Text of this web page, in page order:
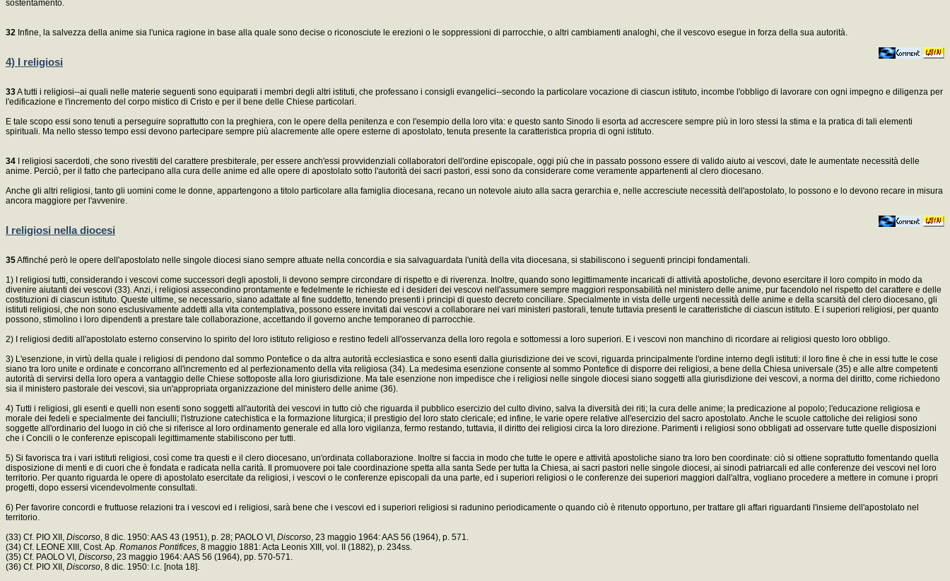
sostentamento.
32 Infine, la salvezza della anime sia l'unica ragione in base alla quale sono decise o riconosciute le erezioni o le soppressioni di parrocchie, o altri cambiamenti analoghi, che il vescovo esegue in forza della sua autorità.
4) I religiosi
33A tutti i religiosi--ai quali nelle materie seguenti sono equiparati i membri degli altri istituti, che professano i consigli evangelici--secondo la particolare vocazione di ciascun istituto, incombe l'obbligo di lavorare con ogni impegno e diligenza per
l'edificazione e l'incremento del corpo mistico di Cristo e per il bene delle Chiese particolari.
E tale scopo essi sono tenuti a perseguire soprattutto con la preghiera, con le opere della penitenza e con l'esempio della loro vita: e questo santo Sinodo li esorta ad accrescere sempre più in loro stessi la stima e la pratica di tali elementi
spirituali. Ma nello stesso tempo essi devono partecipare sempre più alacremente alle opere esterne di apostolato, tenuta presente la caratteristica propria di ogni istituto.
34 I religiosi sacerdoti, che sono rivestiti del carattere presbiterale, per essere anch'essi provvidenziali collaboratori dell'ordine episcopale, oggi più che in passato possono essere di valido aiuto ai vescovi, date le aumentate necessità delle
anime. Perciò, per il fatto che partecipano alla cura delle anime ed alle opere di apostolato sotto l'autorità dei sacri pastori, essi sono da considerare come veramente appartenenti al clero diocesano.
Anche gli altri religiosi, tanto gli uomini come le donne, appartengono a titolo particolare alla famiglia diocesana, recano un notevole aiuto alla sacra gerarchia e, nelle accresciute necessità dell'apostolato, lo possono e lo devono recare in misura
ancora maggiore per l'avvenire.
I religiosi nella diocesi
35Affinché però le opere dell'apostolato nelle singole diocesi siano sempre attuate nella concordia e sia salvaguardata l'unità della vita diocesana, si stabiliscono i seguenti principi fondamentali.
1) I religiosi tutti, considerando i vescovi come successori degli apostoli, li devono sempre circondare di rispetto e di riverenza. Inoltre, quando sono legittimamente incaricati di attività apostoliche, devono esercitare il loro compito in modo da
divenire aiutanti dei vescovi (33). Anzi, i religiosi assecondino prontamente e fedelmente le richieste ed i desideri dei vescovi nell'assumere sempre maggiori responsabilità nel ministero delle anime, pur facendolo nel rispetto del carattere e delle
costituzioni di ciascun istituto. Queste ultime, se necessario, siano adattate al fine suddetto, tenendo presenti i principi di questo decreto conciliare. Specialmente in vista delle urgenti necessità delle anime e della scarsità del clero diocesano, gli
istituti religiosi, che non sono esclusivamente addetti alla vita contemplativa, possono essere invitati dai vescovi a collaborare nei vari ministeri pastorali, tenute tuttavia presenti le caratteristiche di ciascun istituto. E i superiori religiosi, per quanto
possono, stimolino i loro dipendenti a prestare tale collaborazione, accettando il governo anche temporaneo di parrocchie.
2) I religiosi dediti all'apostolato esterno conservino lo spirito del loro istituto religioso e restino fedeli all'osservanza della loro regola e sottomessi a loro superiori. E i vescovi non manchino di ricordare ai religiosi questo loro obbligo.
3) L'esenzione, in virtù della quale i religiosi di pendono dal sommo Pontefice o da altra autorità ecclesiastica e sono esenti dalla giurisdizione dei ve scovi, riguarda principalmente l'ordine interno degli istituti: il loro fine è che in essi tutte le cose
siano tra loro unite e ordinate e concorrano all'incremento ed al perfezionamento della vita religiosa (34). La medesima esenzione consente al sommo Pontefice di disporre dei religiosi, a bene della Chiesa universale (35) e alle altre competenti
autorità di servirsi della loro opera a vantaggio delle Chiese sottoposte alla loro giurisdizione. Ma tale esenzione non impedisce che i religiosi nelle singole diocesi siano soggetti alla giurisdizione dei vescovi, a norma del diritto, come richiedono
sia il ministero pastorale dei vescovi, sia un'appropriata organizzazione del ministero delle anime (36).
4) Tutti i religiosi, gli esenti e quelli non esenti sono soggetti all'autorità dei vescovi in tutto ciò che riguarda il pubblico esercizio del culto divino, salva la diversità dei riti; la cura delle anime; la predicazione al popolo; l'educazione religiosa e
morale dei fedeli e specialmente dei fanciulli; l'istruzione catechistica e la formazione liturgica; il prestigio del loro stato clericale; ed infine, le varie opere relative all'esercizio del sacro apostolato. Anche le scuole cattoliche dei religiosi sono
soggette all'ordinario del luogo in ciò che si riferisce al loro ordinamento generale ed alla loro vigilanza, fermo restando, tuttavia, il diritto dei religiosi circa la loro direzione. Parimenti i religiosi sono obbligati ad osservare tutte quelle disposizioni
che i Concili o le conferenze episcopali legittimamente stabiliscono per tutti.
5) Si favorisca tra i vari istituti religiosi, così come tra questi e il clero diocesano, un'ordinata collaborazione. Inoltre si faccia in modo che tutte le opere e attività apostoliche siano tra loro ben coordinate: ciò si ottiene soprattutto fomentando quella
disposizione di menti e di cuori che è fondata e radicata nella carità. Il promuovere poi tale coordinazione spetta alla santa Sede per tutta la Chiesa, ai sacri pastori nelle singole diocesi, ai sinodi patriarcali ed alle conferenze dei vescovi nel loro
territorio. Per quanto riguarda le opere di apostolato esercitate da religiosi, i vescovi o le conferenze episcopali da una parte, ed i superiori religiosi o le conferenze dei superiori maggiori dall'altra, vogliano procedere a mettere in comune i propri
progetti, dopo essersi vicendevolmente consultati.
6) Per favorire concordi e fruttuose relazioni tra i vescovi ed i religiosi, sarà bene che i vescovi ed i superiori religiosi si radunino periodicamente o quando ciò è ritenuto opportuno, per trattare gli affari riguardanti l'insieme dell'apostolato nel
territorio.
(33) Cf. PIO XII, Discorso , 8 dic. 1950: AAS 43 (1951), p. 28; PAOLO VI, Discorso , 23 maggio 1964: AAS 56 (1964), p. 571.
(34) Cf. LEONE XIII, Cost. Ap. Romanos Pontifices , 8 maggio 1881: Acta Leonis XIII, vol. II (1882), p. 234ss.
(35) Cf. PAOLO VI, Discorso , 23 maggio 1964: AAS 56 (1964), pp. 570-571.
(36) Cf. PIO XII, Discorso , 8 dic. 1950: l.c. [nota 18].